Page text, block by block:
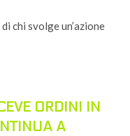
chi svolge un’azione
ORDINI IN
A